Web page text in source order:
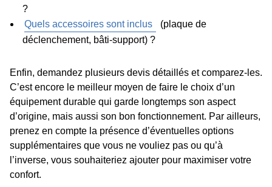
?
Quels accessoires sont inclus
(plaque de
déclenchement, bâti-support) ?
Enfin, demandez plusieurs devis détaillés et comparez-les.
C’est encore le meilleur moyen de faire le choix d’un
équipement durable qui garde longtemps son aspect
d’origine, mais aussi son bon fonctionnement. Par ailleurs,
prenez en compte la présence d’éventuelles options
supplémentaires que vous ne vouliez pas ou qu’à
l’inverse, vous souhaiteriez ajouter pour maximiser votre
confort.